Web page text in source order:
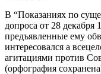
В “Показаниях по
допроса от 28
предъявленные ему
интересовался а
агитациями против
(орфография